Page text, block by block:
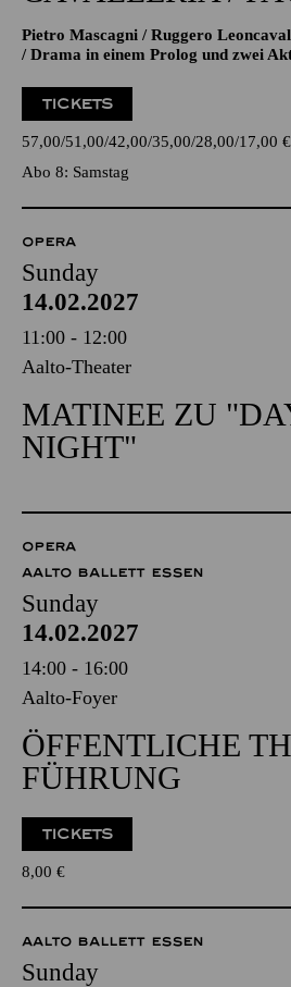
Pietro Mascagni / Ruggero
/ Drama in einem Prolog und zwei
TICKETS
57,00 51,00 42,00 35,00 28,00 17,00 €
Abo 8: Samstag
OPERA
Sunday
14.02.2027
11:00 - 12:00
Aalto-Theater
MATINEE ZU
NIGHT"
OPERA
AALTO BALLETT ESSEN
Sunday
14.02.2027
14:00 - 16:00
Aalto-Foyer
ÖFFENTLICHE
FÜHRUNG
TICKETS
8,00 €
AALTO BALLETT ESSEN
Sunday